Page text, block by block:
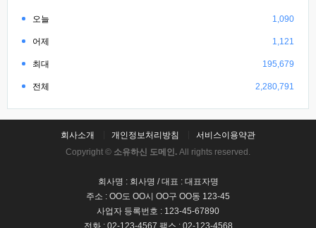
오늘 1,090
어제 1,121
최대 195,679
전체 2,280,791
회사소개 개인정보처리방침
서비스이용약관
Copyright © 소유하신 도메인. All rights reserved.
회사명 : 회사명 / 대표 : 대표자명
주소 : OO도 OO시 OO구 OO동 123-45
사업자 등록번호 : 123-45-67890
전화 : 02-123-4567 팩스 : 02-123-4568